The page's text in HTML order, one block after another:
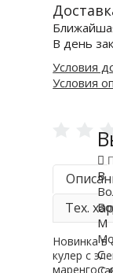
В день
Условия
Условия
Тех.
Новинка в
кулер с
маренго с
В
М
С